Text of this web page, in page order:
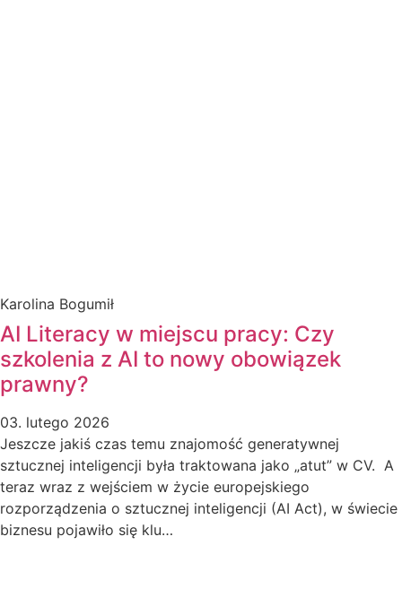
Karolina Bogumił
AI Literacy w miejscu pracy: Czy
szkolenia z AI to nowy obowiązek
prawny?
03. lutego 2026
Jeszcze jakiś czas temu znajomość generatywnej
sztucznej inteligencji była traktowana jako „atut” w CV. A
teraz wraz z wejściem w życie europejskiego
rozporządzenia o sztucznej inteligencji (AI Act), w świecie
biznesu pojawiło się klu…